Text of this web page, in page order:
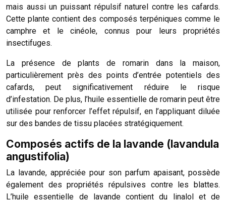
mais aussi un puissant répulsif naturel contre les cafards.
Cette plante contient des composés terpéniques comme le
camphre et le cinéole, connus pour leurs propriétés
insectifuges.
La présence de plants de romarin dans la maison,
particulièrement près des points d’entrée potentiels des
cafards, peut significativement réduire le risque
d’infestation. De plus, l’huile essentielle de romarin peut être
utilisée pour renforcer l’effet répulsif, en l’appliquant diluée
sur des bandes de tissu placées stratégiquement.
Composés actifs de la lavande (lavandula
angustifolia)
La lavande, appréciée pour son parfum apaisant, possède
également des propriétés répulsives contre les blattes.
L’huile essentielle de lavande contient du linalol et de